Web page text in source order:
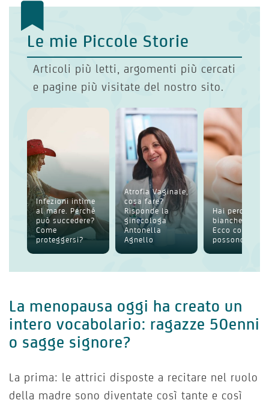
Le mie Piccole Storie
Articoli più letti, argomenti più cercati
e pagine più visitate del nostro sito.
Infezioni intime
al mare. Perché
può succedere?
Come
proteggersi?
Atrofia Vaginale,
cosa fare?
Risponde la
ginecologa
Antonella
Agnello
Hai perdite
bianche
Ecco cosa
possono
La menopausa oggi ha creato un
intero vocabolario: ragazze 50enni
o sagge signore?
La prima: le attrici disposte a recitare nel ruolo
della madre sono diventate così tante e così